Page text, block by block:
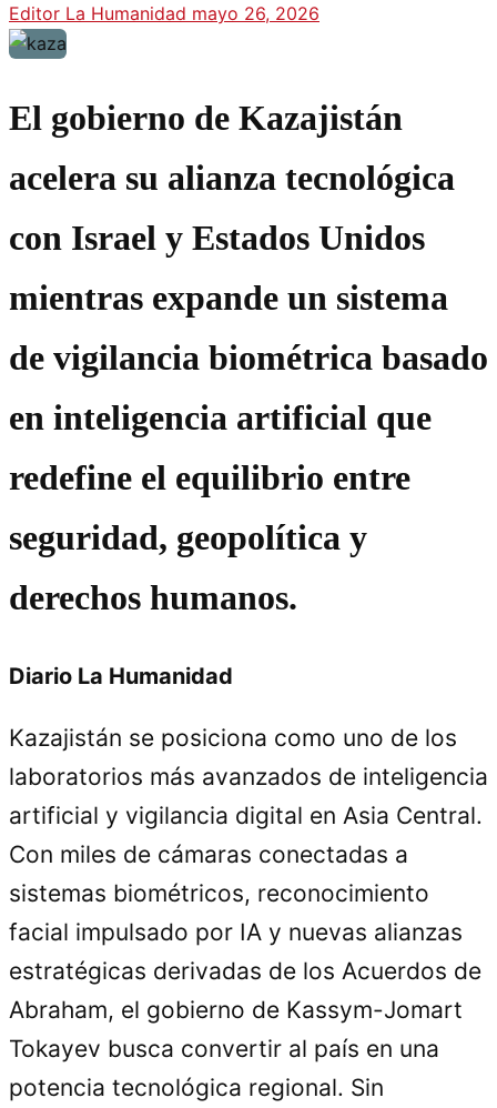
Editor La Humanidad mayo 26, 2026
El gobierno de Kazajistán
acelera su alianza tecnológica
con Israel y Estados Unidos
mientras expande un sistema
de vigilancia biométrica basado
en inteligencia artificial que
redefine el equilibrio entre
seguridad, geopolítica y
derechos humanos.
Diario La Humanidad
Kazajistán se posiciona como uno de los
laboratorios más avanzados de inteligencia
artificial y vigilancia digital en Asia Central.
Con miles de cámaras conectadas a
sistemas biométricos, reconocimiento
facial impulsado por IA y nuevas alianzas
estratégicas derivadas de los Acuerdos de
Abraham, el gobierno de Kassym-Jomart
Tokayev busca convertir al país en una
potencia tecnológica regional. Sin